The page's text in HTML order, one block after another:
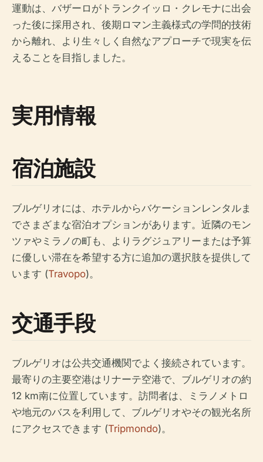
運動は、バザーロがトランクイッロ・クレモナに出会
った後に採用され、後期ロマン主義様式の学問的技術
から離れ、より生々しく自然なアプローチで現実を伝
えることを目指しました。
実用情報
宿泊施設
ブルゲリオには、ホテルからバケーションレンタルま
でさまざまな宿泊オプションがあります。近隣のモン
ツァやミラノの町も、よりラグジュアリーまたは予算
に優しい滞在を希望する方に追加の選択肢を提供して
います (Travopo)。
交通手段
ブルゲリオは公共交通機関でよく接続されています。
最寄りの主要空港はリナーテ空港で、ブルゲリオの約
12 km南に位置しています。訪問者は、ミラノメトロ
や地元のバスを利用して、ブルゲリオやその観光名所
にアクセスできます (Tripmondo)。